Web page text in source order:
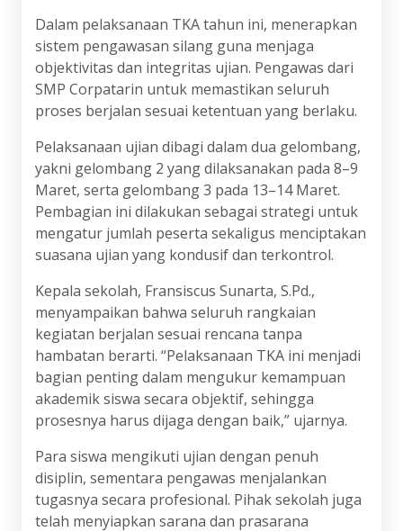
Dalam pelaksanaan TKA tahun ini, menerapkan
sistem pengawasan silang guna menjaga
objektivitas dan integritas ujian. Pengawas dari
SMP Corpatarin untuk memastikan seluruh
proses berjalan sesuai ketentuan yang berlaku.
Pelaksanaan ujian dibagi dalam dua gelombang,
yakni gelombang 2 yang dilaksanakan pada 8–9
Maret, serta gelombang 3 pada 13–14 Maret.
Pembagian ini dilakukan sebagai strategi untuk
mengatur jumlah peserta sekaligus menciptakan
suasana ujian yang kondusif dan terkontrol.
Kepala sekolah, Fransiscus Sunarta, S.Pd.,
menyampaikan bahwa seluruh rangkaian
kegiatan berjalan sesuai rencana tanpa
hambatan berarti. “Pelaksanaan TKA ini menjadi
bagian penting dalam mengukur kemampuan
akademik siswa secara objektif, sehingga
prosesnya harus dijaga dengan baik,” ujarnya.
Para siswa mengikuti ujian dengan penuh
disiplin, sementara pengawas menjalankan
tugasnya secara profesional. Pihak sekolah juga
telah menyiapkan sarana dan prasarana